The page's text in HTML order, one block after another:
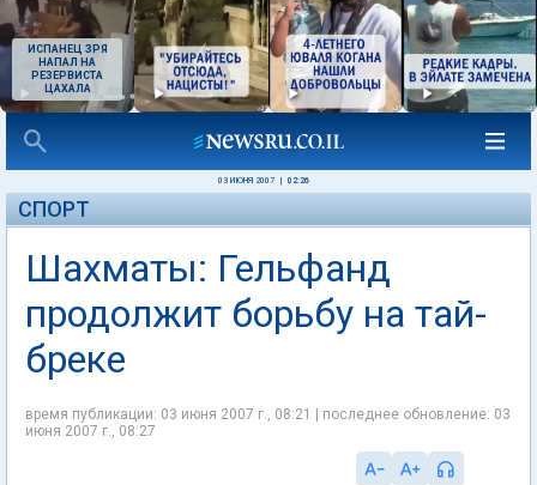
ИСПАНЕЦ ЗРЯ
НАПАЛ НА
РЕЗЕРВИСТА
ЦАХАЛА
03 ИЮНЯ 2007 02:26
СПОРТ
Шахматы: Гельфанд
продолжит борьбу на тай-
бреке
время публикации: 03 июня 2007 г., 08:21 | последнее обновление: 03
июня 2007 г., 08:27